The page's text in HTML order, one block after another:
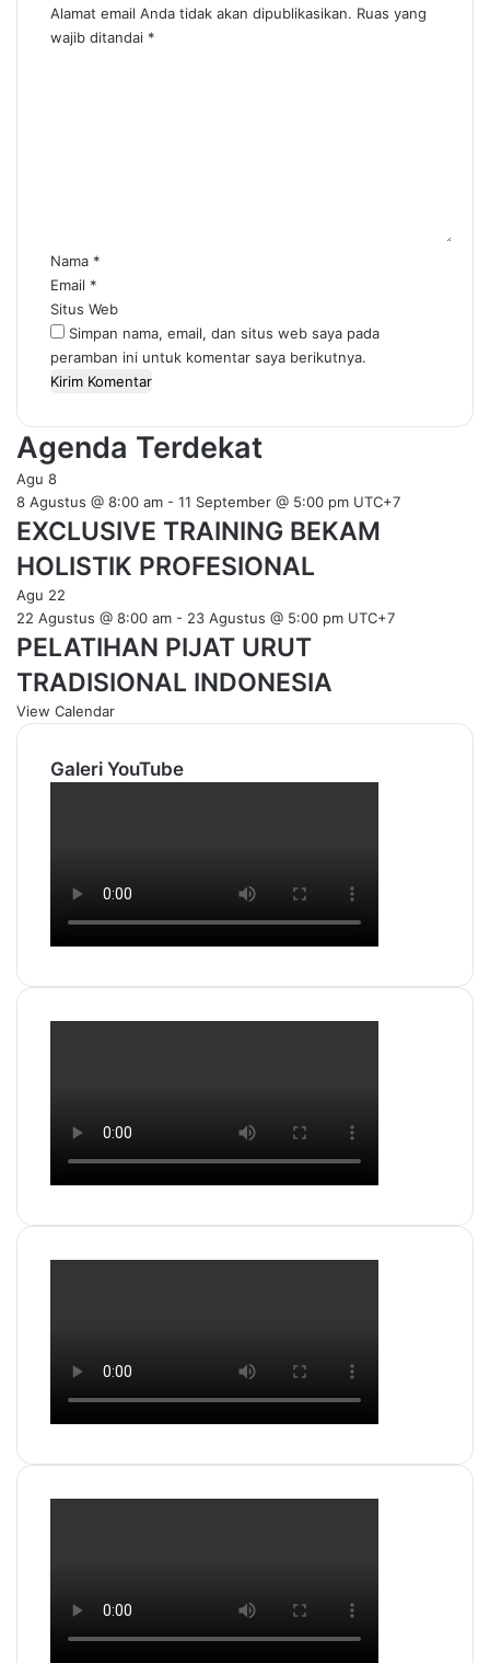
Alamat email Anda tidak akan dipublikasikan. Ruas yang
wajib ditandai *
*Nama *
Email *
Situs Web
Simpan nama, email, dan situs web saya pada
peramban ini untuk komentar saya berikutnya.
Agenda Terdekat
Agu 8
8 Agustus @ 8:00 am - 11 September @ 5:00 pm UTC+7
EXCLUSIVE TRAINING BEKAM
HOLISTIK PROFESIONAL
Agu 22
22 Agustus @ 8:00 am - 23 Agustus @ 5:00 pm UTC+7
PELATIHAN PIJAT URUT
TRADISIONAL INDONESIA
View Calendar
Galeri YouTube